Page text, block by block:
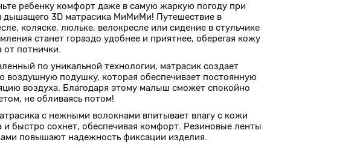
ребенку комфорт даже в самую жаркую погоду при
3D матрасика МиМиМи! Путешествие в
коляске, люльке, велокресле или сидение в стульчике
станет гораздо удобнее и приятнее, оберегая кожу
от потнички.
по уникальной технологии, матрасик создает
воздушную подушку, которая обеспечивает постоянную
воздуха. Благодаря этому малыш сможет спокойно
не обливаясь потом!
с нежными волокнами впитывает влагу с кожи
и быстро сохнет, обеспечивая комфорт. Резиновые ленты
повышают надежность фиксации изделия.